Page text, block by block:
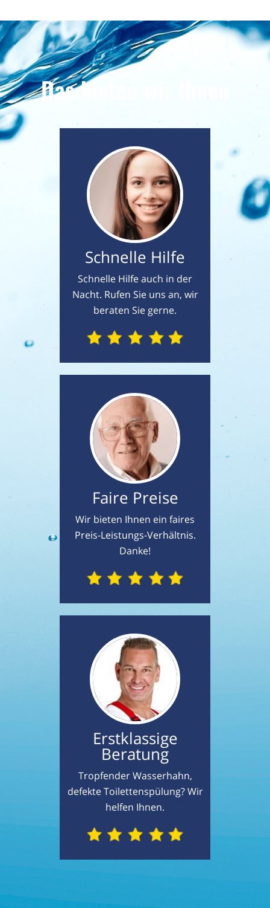
Das bieten wir Ihnen
Schnelle Hilfe
Schnelle Hilfe auch in der
Nacht. Rufen Sie uns an, wir
beraten Sie gerne.
Faire Preise
Wir bieten Ihnen ein faires
Preis-Leistungs-Verhältnis.
Danke!
Erstklassige
Beratung
Tropfender Wasserhahn,
defekte Toilettenspülung? Wir
helfen Ihnen.